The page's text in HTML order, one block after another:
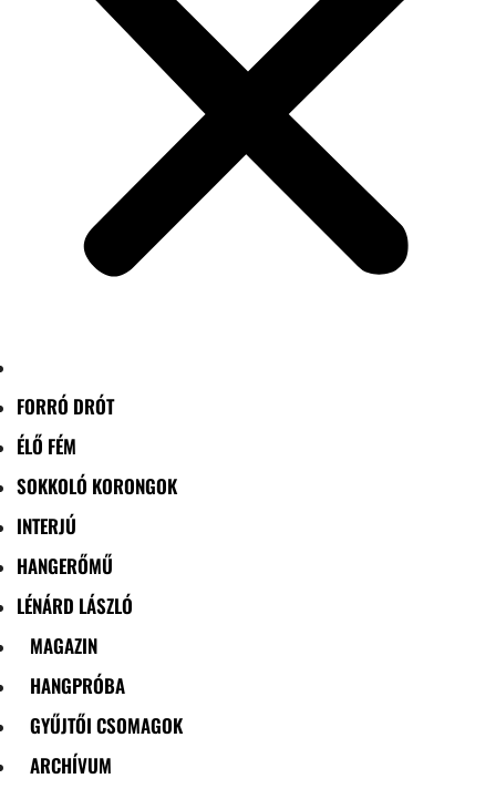
FORRÓ DRÓT
ÉLŐ FÉM
SOKKOLÓ KORONGOK
INTERJÚ
HANGERŐMŰ
LÉNÁRD LÁSZLÓ
MAGAZIN
HANGPRÓBA
GYŰJTŐI CSOMAGOK
ARCHÍVUM